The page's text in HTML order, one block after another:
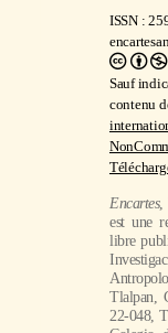
ISSN :
Sauf
contenu
Encartes,
est une
libre
Tlalpan,
22-048,